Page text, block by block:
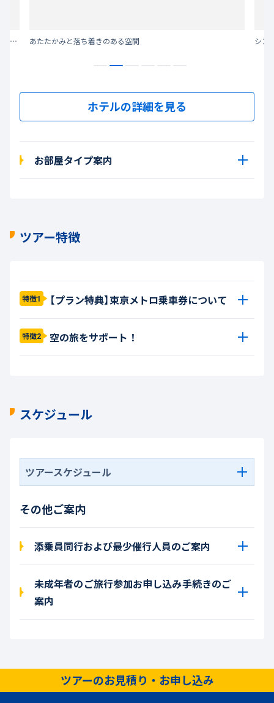
江戸開府とともに急成長を遂げた日本橋は、歴史的建造物と近代建築が融合する街。 あたたかみと落ち着きのある空間 シン
ホテルの詳細を見る
お部屋タイプ案内
ツアー特徴
特徴1 【プラン特典】東京メトロ乗車券について
特徴2 空の旅をサポート！
スケジュール
ツアースケジュール
その他ご案内
添乗員同行および最少催行人員のご案内
未成年者のご旅行参加お申し込み手続きのご
案内
ツアーのお見積り・お申し込み